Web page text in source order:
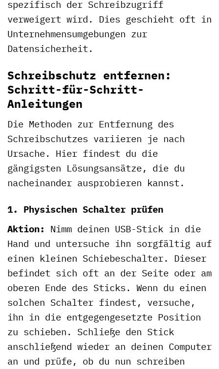
spezifisch der Schreibzugriff
verweigert wird. Dies geschieht oft in
Unternehmensumgebungen zur
Datensicherheit.
Schreibschutz entfernen:
Schritt-für-Schritt-
Anleitungen
Die Methoden zur Entfernung des
Schreibschutzes variieren je nach
Ursache. Hier findest du die
gängigsten Lösungsansätze, die du
nacheinander ausprobieren kannst.
1. Physischen Schalter prüfen
Aktion: Nimm deinen USB-Stick in die
Hand und untersuche ihn sorgfältig auf
einen kleinen Schiebeschalter. Dieser
befindet sich oft an der Seite oder am
oberen Ende des Sticks. Wenn du einen
solchen Schalter findest, versuche,
ihn in die entgegengesetzte Position
zu schieben. Schließe den Stick
anschließend wieder an deinen Computer
an und prüfe, ob du nun schreiben